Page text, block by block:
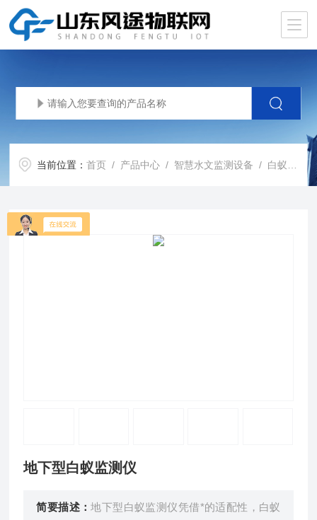
当前位置：首页 / 产品中心 / 智慧水文监测设备 / 白蚁监测仪
地下型白蚁监测仪
简要描述：地下型白蚁监测仪凭借*的适配性，白蚁